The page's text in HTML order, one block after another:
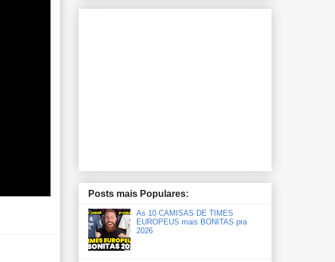
Posts mais Populares:
As 10 CAMISAS DE TIMES
EUROPEUS mais BONITAS pra
2026